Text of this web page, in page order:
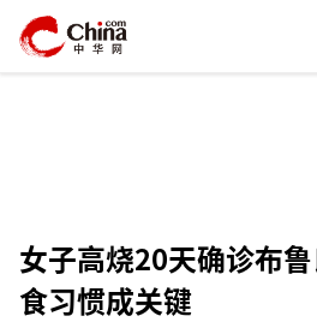
女子高烧20天确诊布
食习惯成关键